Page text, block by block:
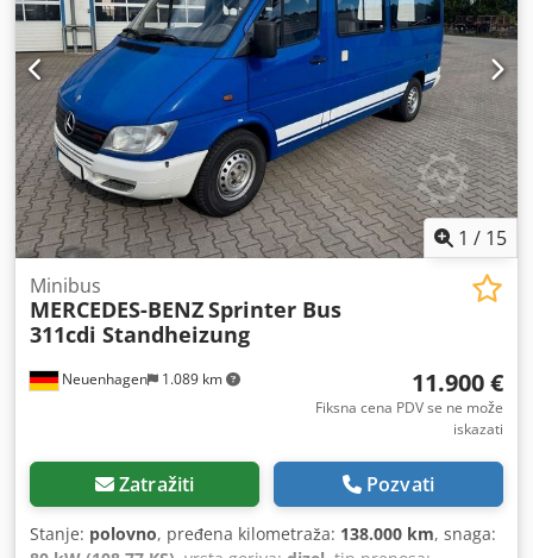
1 / 15
Neuenhagen 1.089 km
Minibus
MERCEDES-BENZSprinter Bus
311cdi Standheizung
11.900 €
Fiksna cena PDV se ne može
iskazati
Zatražiti Pozvati
Stanje: polovno, pređena kilometraža: 138.000 km, snaga: